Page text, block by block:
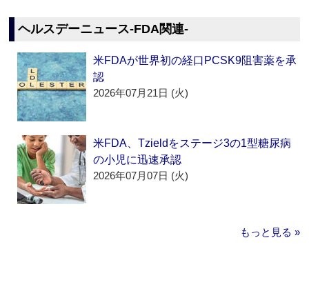
ヘルスデーニュース‐FDA関連‐
米FDAが世界初の経口PCSK9阻害薬を承
認
2026年07月21日 (火)
米FDA、Tzieldをステージ3の1型糖尿病
の小児に迅速承認
2026年07月07日 (火)
もっと見る »